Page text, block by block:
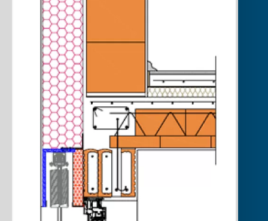
Za jakých podmínek můžu
umístit PURbox do líce
izolace
U rohových a průběžných sestav PURboxů nebo pokud se
jedná o kontaktní zateplení většího rozsahu, je třeba, aby přes
přední stranu PURboxu byla umístěna deska, která bude
roznášet dilatační síly a další negativní vlivy. Pro toto krytí
můžeme ideálně využít maxit lehkou nosnou desku LD 10 mm.